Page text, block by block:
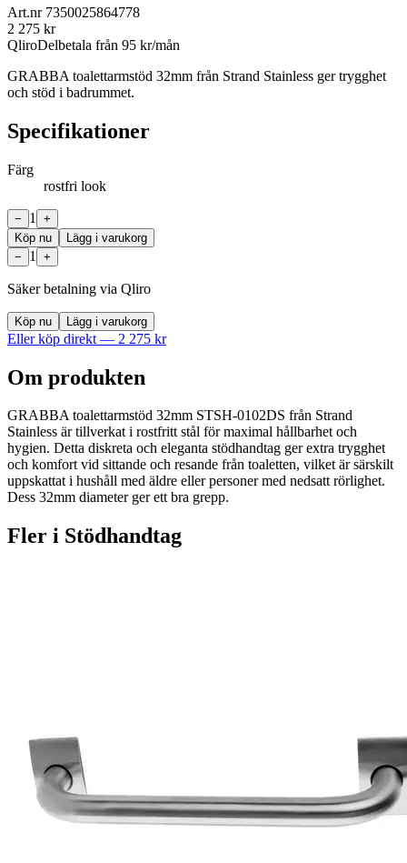
Art.nr 7350025864778
2 275 kr
QliroDelbetala från 95 kr/mån
GRABBA toalettarmstöd 32mm från Strand Stainless ger trygghet
och stöd i badrummet.
Specifikationer
Färg
rostfri look
− 1
+
Köp nu
Lägg i varukorg
−
1 +
Säker betalning via Qliro
Köp nu Lägg i varukorg
Eller köp direkt — 2 275 kr
Om produkten
GRABBA toalettarmstöd 32mm STSH-0102DS från Strand
Stainless är tillverkat i rostfritt stål för maximal hållbarhet och
hygien. Detta diskreta och eleganta stödhandtag ger extra trygghet
och komfort vid sittande och resande från toaletten, vilket är särskilt
uppskattat i hushåll med äldre eller personer med nedsatt rörlighet.
Dess 32mm diameter ger ett bra grepp.
Fler i Stödhandtag